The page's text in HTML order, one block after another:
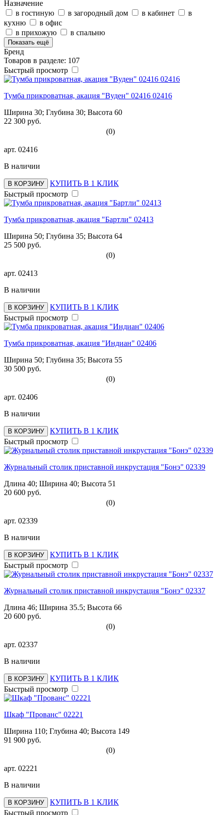
Назначение
в гостиную
в загородный дом в кабинет
в
кухню
в офис
в прихожую
в спальню
Показать ещё
Бренд
Товаров в разделе: 107
Быстрый просмотр
Тумба прикроватная, акация "Вуден" 02416 02416
Ширина 30; Глубина 30; Высота 60
22 300 руб.
(0)
арт. 02416
В наличии
В КОРЗИНУ
КУПИТЬ В 1 КЛИК
Быстрый просмотр
Тумба прикроватная, акация "Бартли" 02413
Ширина 50; Глубина 35; Высота 64
25 500 руб.
(0)
арт. 02413
В наличии
В КОРЗИНУ
КУПИТЬ В 1 КЛИК
Быстрый просмотр
Тумба прикроватная, акация "Индиан" 02406
Ширина 50; Глубина 35; Высота 55
30 500 руб.
(0)
арт. 02406
В наличии
В КОРЗИНУ
КУПИТЬ В 1 КЛИК
Быстрый просмотр
Журнальный столик приставной инкрустация "Бонэ" 02339
Длина 40; Ширина 40; Высота 51
20 600 руб.
(0)
арт. 02339
В наличии
В КОРЗИНУ
КУПИТЬ В 1 КЛИК
Быстрый просмотр
Журнальный столик приставной инкрустация "Бонэ" 02337
Длина 46; Ширина 35.5; Высота 66
20 600 руб.
(0)
арт. 02337
В наличии
В КОРЗИНУ
КУПИТЬ В 1 КЛИК
Быстрый просмотр
Шкаф "Прованс" 02221
Ширина 110; Глубина 40; Высота 149
91 900 руб.
(0)
арт. 02221
В наличии
В КОРЗИНУ
КУПИТЬ В 1 КЛИК
Быстрый просмотр